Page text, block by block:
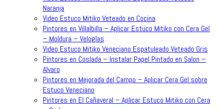
Naranja
Video Estuco Mitiko Veteado en Cocina
Pintores en Villalbilla – Aplicar Estuco Mitiko con Cera Gel
– Moldura – Veloglas
Video Estuco Mitiko Veneciano Espatuleado Veteado Gris
Pintores en Coslada – Instalar Papel Pintado en Salon –
Alvaro
Pintores en Mejorada del Campo – Aplicar Cera Gel sobre
Estuco Veneciano
Pintores en El Cañaveral – Aplicar Estuco Mitiko con Cera